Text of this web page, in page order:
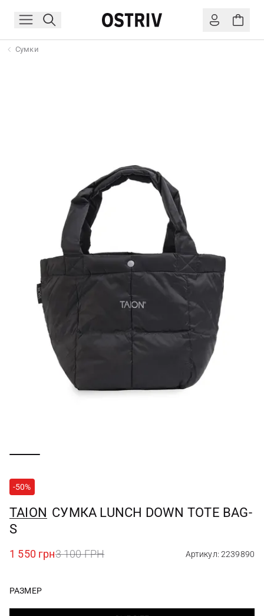
Сумки
-50%
TAION СУМКА LUNCH DOWN TOTE BAG-
S
1 550 грн3 100 ГРН Артикул: 2239890
РАЗМЕР